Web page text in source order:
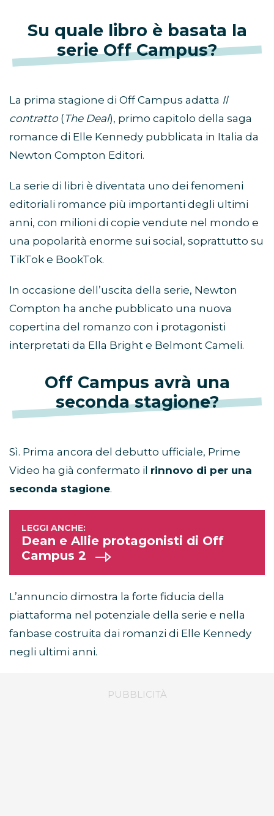
Su quale libro è basata la
serie Off Campus?
La prima stagione di Off Campus adatta Il
contratto( The Deal), primo capitolo della saga
romance di Elle Kennedy pubblicata in Italia da
Newton Compton Editori.
La serie di libri è diventata uno dei fenomeni
editoriali romance più importanti degli ultimi
anni, con milioni di copie vendute nel mondo e
una popolarità enorme sui social, soprattutto su
TikTok e BookTok.
In occasione dell’uscita della serie, Newton
Compton ha anche pubblicato una nuova
copertina del romanzo con i protagonisti
interpretati da Ella Bright e Belmont Cameli.
Off Campus avrà una
seconda stagione?
Sì. Prima ancora del debutto ufficiale, Prime
Video ha già confermato il rinnovo di per una
seconda stagione.
Dean e Allie protagonisti di Off
Campus 2
L’annuncio dimostra la forte fiducia della
piattaforma nel potenziale della serie e nella
fanbase costruita dai romanzi di Elle Kennedy
negli ultimi anni.